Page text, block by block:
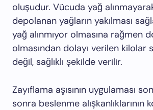
oluşudur. Vücuda yağ
depolanan yağların yakılması
yağ alınmıyor olmasına rağmen
olmasından dolayı verilen kilolar
değil, sağlıklı şekilde verilir.
Zayıflama aşısının uygulaması
sonra beslenme alışkanlıklarının